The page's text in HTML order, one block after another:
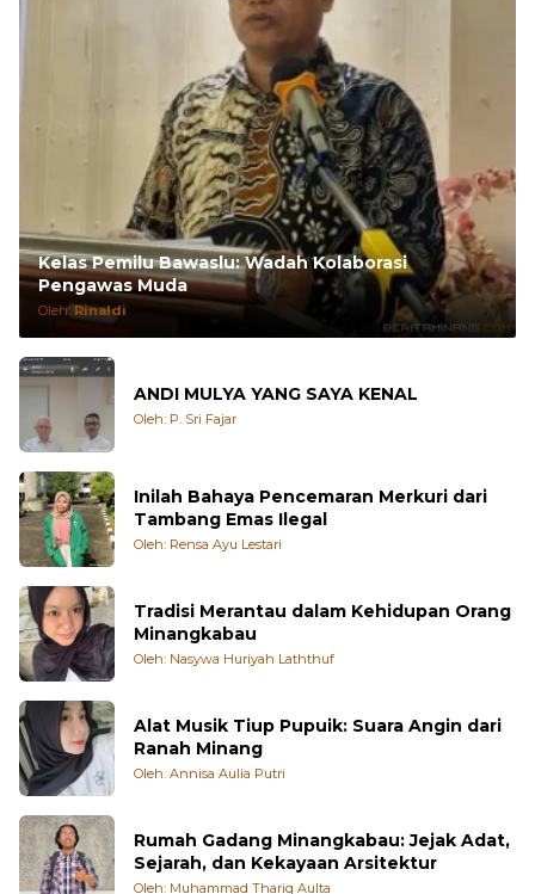
Kelas Pemilu Bawaslu: Wadah Kolaborasi
Pengawas Muda
Oleh:Rinaldi
Oleh: P. Sri Fajar
Tambang Emas Ilegal
Oleh: Rensa Ayu Lestari
Minangkabau
Oleh: Nasywa Huriyah Laththuf
Ranah Minang
Oleh: Annisa Aulia Putri
Sejarah, dan Kekayaan Arsitektur
Oleh: Muhammad Thariq Aulta